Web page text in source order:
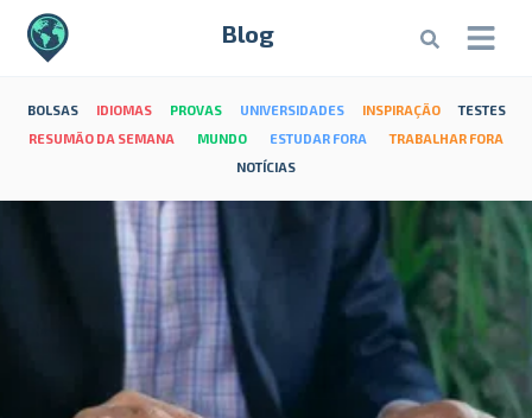
Blog
BOLSAS IDIOMAS PROVAS UNIVERSIDADES INSPIRAÇÃO
TESTES
RESUMÃO DA SEMANA
MUNDO ESTUDAR FORA
TRABALHAR FORA
NOTÍCIAS